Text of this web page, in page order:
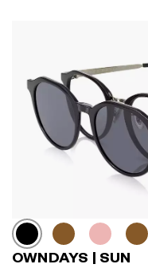
OWNDAYS | SUN